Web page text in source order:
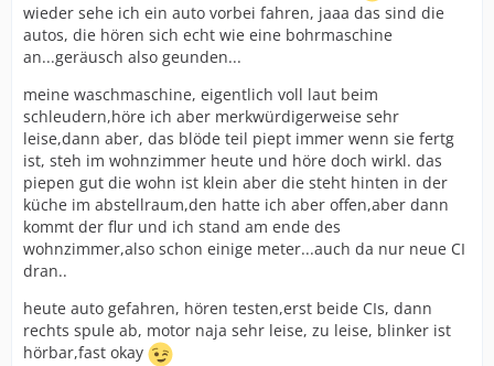
wieder sehe ich ein auto vorbei fahren, jaaa das sind die
autos, die hören sich echt wie eine bohrmaschine
an...geräusch also geunden...
meine waschmaschine, eigentlich voll laut beim
schleudern,höre ich aber merkwürdigerweise sehr
leise,dann aber, das blöde teil piept immer wenn sie fertg
ist, steh im wohnzimmer heute und höre doch wirkl. das
piepen gut die wohn ist klein aber die steht hinten in der
küche im abstellraum,den hatte ich aber offen,aber dann
kommt der flur und ich stand am ende des
wohnzimmer,also schon einige meter...auch da nur neue CI
dran..
heute auto gefahren, hören testen,erst beide CIs, dann
rechts spule ab, motor naja sehr leise, zu leise, blinker ist
hörbar,fast okay